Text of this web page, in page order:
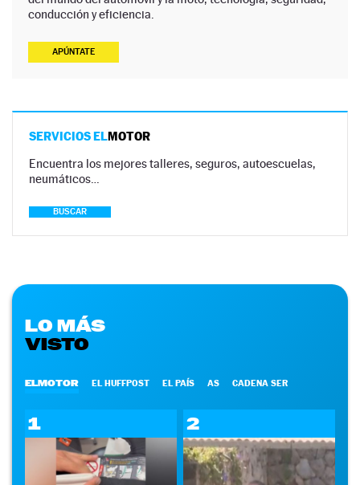
conducción y eficiencia.
APÚNTATE
SERVICIOS ELMOTOR
Encuentra los mejores talleres, seguros, autoescuelas,
neumáticos…
BUSCAR
LO MÁS
VISTO
ELMOTOR EL HUFFPOST EL PAÍS AS CADENA SER
1 2